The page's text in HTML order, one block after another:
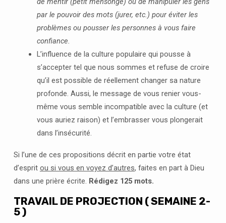
par le pouvoir des mots (jurer, etc.) pour éviter les
problèmes ou pousser les personnes à vous faire
confiance.
L’influence de la culture populaire qui pousse à
s’accepter tel que nous sommes et refuse de croire
qu’il est possible de réellement changer sa nature
profonde. Aussi, le message de vous renier vous-
même vous semble incompatible avec la culture (et
vous auriez raison) et l’embrasser vous plongerait
dans l’insécurité.
Si l’une de ces propositions décrit en partie votre état
d’esprit ou si vous en voyez d’autres, faites en part à Dieu
dans une prière écrite. Rédigez 125 mots.
TRAVAIL DE PROJECTION ( SEMAINE 2-
5 )